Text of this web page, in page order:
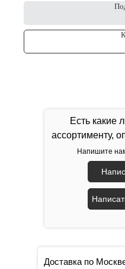
Есть какие
ассортименту,
Напишите
Доставка по